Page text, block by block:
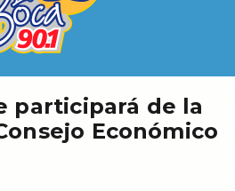
participará de la
Económico